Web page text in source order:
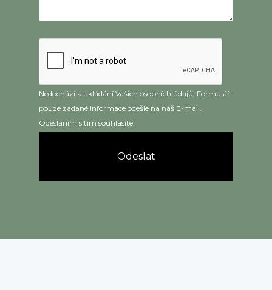
Nedochází k ukládání Vašich osobních údajů. Formulář
pouze zadané informace odešle na náš E-mail.
Odesláním s tím souhlasíte.
Odeslat